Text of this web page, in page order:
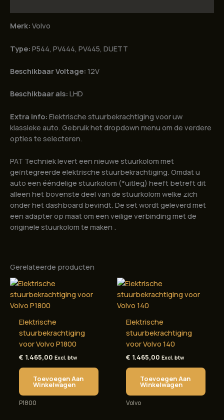
Merk: Volvo
Type: P544, PV444, PV445, DUETT
Beschikbaar Voltage: 12V
Beschikbaar als: LHD
Extra info: Elektrische stuurbekrachtiging voor uw
klassieke auto. Gebruik het dropdown menu om de verdere
opties te selecteren.
PAT Techniek levert een nieuwe stuurkolom met
geïntegreerde elektrische stuurbekrachtiging. Omdat u
auto een ééndelige stuurkolom (*uitleg) heeft betreft dit
alleen het bovenste deel van de stuurkolom welke zich
onder het dashboard bevindt. De set wordt geleverd met
een adapter op maat om een veilige verbinding met de
originele stuurkolom te maken .
Gerelateerde producten
Elektrische
stuurbekrachtiging
voor Volvo P1800
€ 1.465,00 Excl. btw
Toevoegen Aan
Winkelwagen
P1800
Elektrische
stuurbekrachtiging
voor Volvo 140
€ 1.465,00 Excl. btw
Toevoegen Aan
Winkelwagen
Volvo